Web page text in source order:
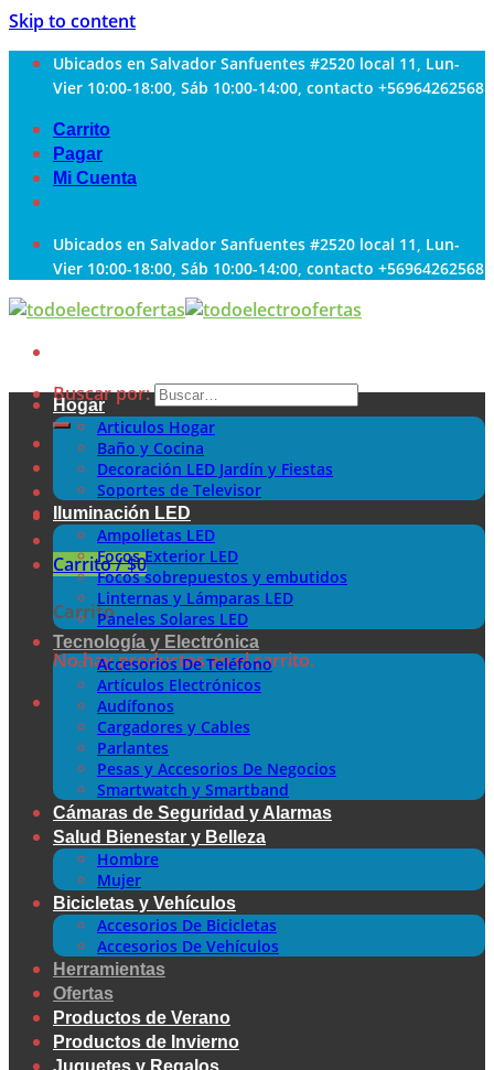
Skip to content
Ubicados en Salvador Sanfuentes #2520 local 11, Lun-
Vier 10:00-18:00, Sáb 10:00-14:00, contacto +56964262568
Carrito
Pagar
Mi Cuenta
Ubicados en Salvador Sanfuentes #2520 local 11, Lun-
Vier 10:00-18:00, Sáb 10:00-14:00, contacto +56964262568
Buscar por:
Carrito /$0
Carrito
No hay productos en el carrito.
Hogar
Articulos Hogar
Baño y Cocina
Decoración LED Jardín y Fiestas
Soportes de Televisor
Iluminación LED
Ampolletas LED
Focos Exterior LED
Focos sobrepuestos y embutidos
Linternas y Lámparas LED
Paneles Solares LED
Tecnología y Electrónica
Accesorios De Teléfono
Artículos Electrónicos
Audífonos
Cargadores y Cables
Parlantes
Pesas y Accesorios De Negocios
Smartwatch y Smartband
Cámaras de Seguridad y Alarmas
Salud Bienestar y Belleza
Hombre
Mujer
Bicicletas y Vehículos
Accesorios De Bicicletas
Accesorios De Vehículos
Herramientas
Ofertas
Productos de Verano
Productos de Invierno
Juguetes y Regalos